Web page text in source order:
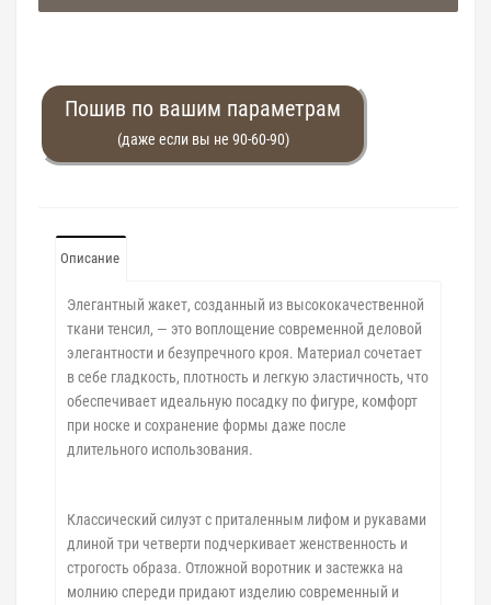
Пошив по вашим параметрам
(даже если вы не 90-60-90)
Описание
Элегантный жакет, созданный из высококачественной
ткани тенсил, — это воплощение современной деловой
элегантности и безупречного кроя. Материал сочетает
в себе гладкость, плотность и легкую эластичность, что
обеспечивает идеальную посадку по фигуре, комфорт
при носке и сохранение формы даже после
длительного использования.
Классический силуэт с приталенным лифом и рукавами
длиной три четверти подчеркивает женственность и
строгость образа. Отложной воротник и застежка на
молнию спереди придают изделию современный и